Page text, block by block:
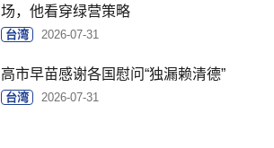
场，他看穿绿营策略
台湾 2026-07-31
高市早苗感谢各国慰问“独漏赖清德”
台湾 2026-07-31